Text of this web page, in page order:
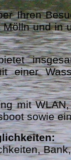
Ihren
und in
einer
mit
sowie